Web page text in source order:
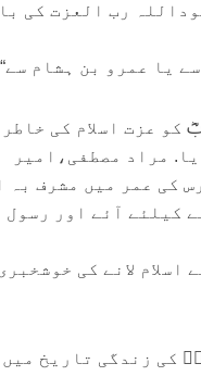
رب العزت کی
یا عمرو بن ہشام سے“
عزت اسلام کی خاطر
مراد مصطفی،امیر
کی عمر میں مشرف بہ
کیلئے آئے اور رسول
لانے کی
کی زندگی تاریخ